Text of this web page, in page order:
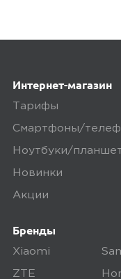
Интернет-магазин
Тарифы
Смартфоны/
Ноутбуки/
Новинки
Акции
Бренды
Xiaomi
ZTE